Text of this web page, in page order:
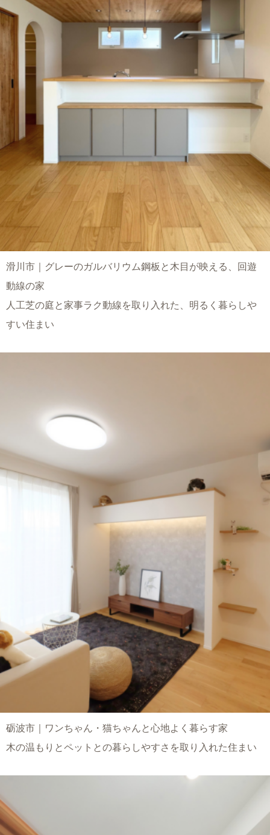
滑川市｜グレーのガルバリウム鋼板と木目が映える、回遊
動線の家
人工芝の庭と家事ラク動線を取り入れた、明るく暮らしや
すい住まい
砺波市｜ワンちゃん・猫ちゃんと心地よく暮らす家
木の温もりとペットとの暮らしやすさを取り入れた住まい